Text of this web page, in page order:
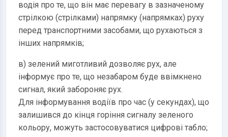
водія про те, що він має перевагу в зазначеному
стрілкою (стрілками) напрямку (напрямках) руху
перед транспортними засобами, що рухаються з
інших напрямків;
в) зелений миготливий дозволяє рух, але
інформує про те, що незабаром буде ввімкнено
сигнал, який забороняє рух.
Для інформування водіїв про час (у секундах), що
залишився до кінця горіння сигналу зеленого
кольору, можуть застосовуватися цифрові табло;